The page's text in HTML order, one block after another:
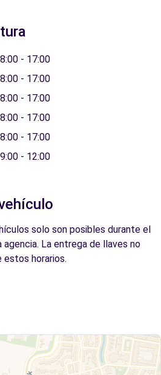
8:00 - 17:00
8:00 - 17:00
8:00 - 17:00
8:00 - 17:00
8:00 - 17:00
9:00 - 12:00
solo son posibles durante el
agencia. La entrega de llaves no
horarios.